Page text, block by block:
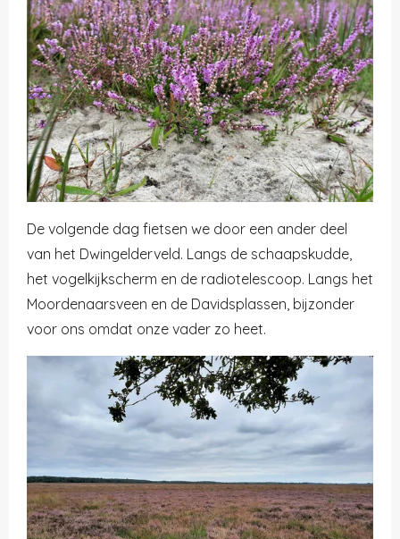
De volgende dag fietsen we door een ander deel
van het Dwingelderveld. Langs de schaapskudde,
het vogelkijkscherm en de radiotelescoop. Langs het
Moordenaarsveen en de Davidsplassen, bijzonder
voor ons omdat onze vader zo heet.